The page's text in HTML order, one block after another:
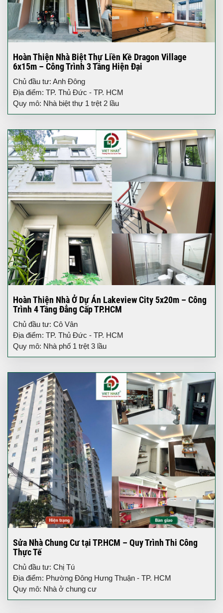
Hoàn Thiện Nhà Biệt Thự Liền Kề Dragon Village
6x15m – Công Trình 3 Tầng Hiện Đại
Chủ đầu tư: Anh Đông
Địa điểm: TP. Thủ Đức - TP. HCM
Quy mô: Nhà biệt thự 1 trệt 2 lầu
Hoàn Thiện Nhà Ở Dự Án Lakeview City 5x20m – Công
Trình 4 Tầng Đẳng Cấp TP.HCM
Chủ đầu tư: Cô Vân
Địa điểm: TP. Thủ Đức - TP. HCM
Quy mô: Nhà phố 1 trệt 3 lầu
Sửa Nhà Chung Cư tại TP.HCM – Quy Trình Thi Công
Thực Tế
Chủ đầu tư: Chị Tú
Địa điểm: Phường Đông Hưng Thuận - TP. HCM
Quy mô: Nhà ở chung cư